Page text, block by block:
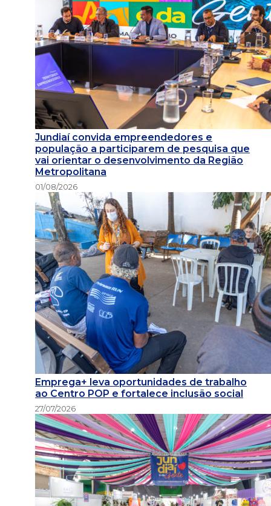
Jundiaí convida empreendedores e
população a participarem de pesquisa que
vai orientar o desenvolvimento da Região
Metropolitana
01/08/2026
Emprega+ leva oportunidades de trabalho
ao Centro POP e fortalece inclusão social
27/07/2026